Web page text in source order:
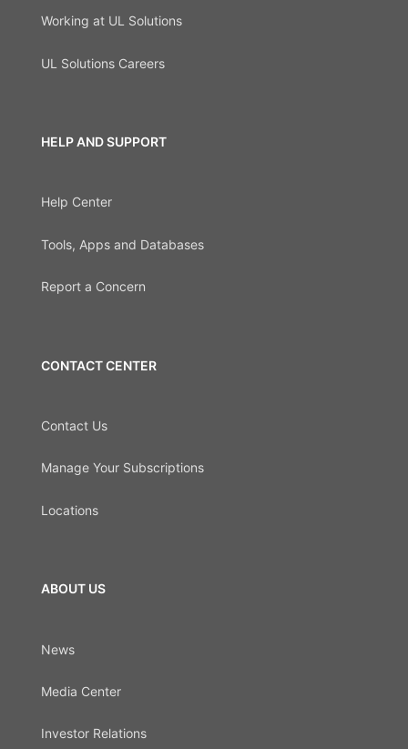
Working at UL Solutions
UL Solutions Careers
HELP AND SUPPORT
Help Center
Tools, Apps and Databases
Report a Concern
CONTACT CENTER
Contact Us
Manage Your Subscriptions
Locations
ABOUT US
News
Media Center
Investor Relations